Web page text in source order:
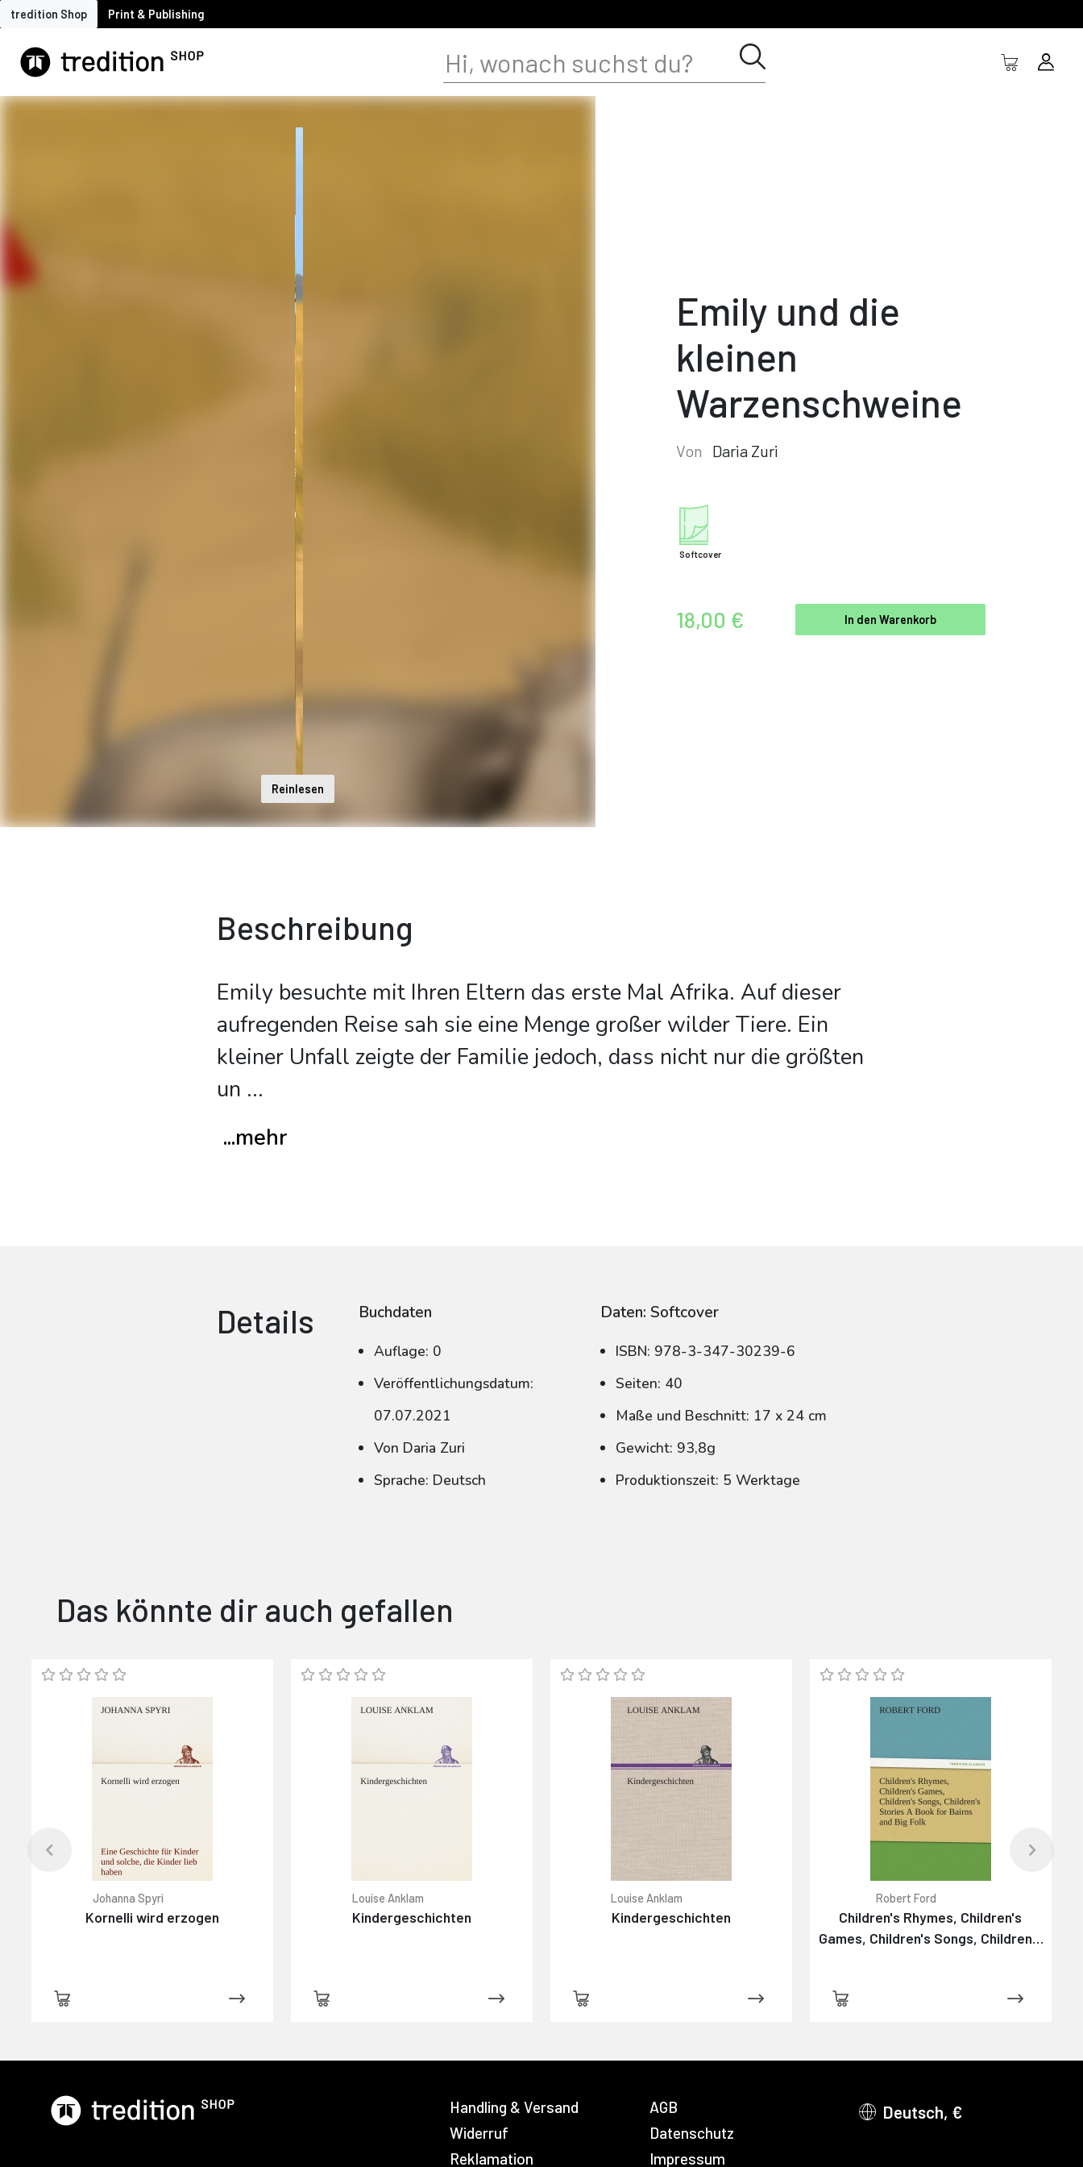
tredition Shop Print & Publishing
Reinlesen
Emily und die
kleinen
Warzenschweine
Von Daria Zuri
Softcover
18,00 € In den Warenkorb
Beschreibung
Emily besuchte mit Ihren Eltern das erste Mal Afrika. Auf dieser
aufregenden Reise sah sie eine Menge großer wilder Tiere. Ein
kleiner Unfall zeigte der Familie jedoch, dass nicht nur die größten
un ...
...mehr
Details Buchdaten
Auflage: 0
Veröffentlichungsdatum:
07.07.2021
Von Daria Zuri
Sprache: Deutsch
Daten: Softcover
ISBN: 978-3-347-30239-6
Seiten: 40
Maße und Beschnitt: 17 x 24 cm
Gewicht: 93,8g
Produktionszeit: 5 Werktage
Das könnte dir auch gefallen
Johanna Spyri
Kornelli wird erzogen
Louise Anklam
Kindergeschichten
Louise Anklam
Kindergeschichten
Robert Ford
Children's Rhymes, Children's
Games, Children's Songs, Children's
Handling & Versand
Widerruf
Reklamation
AGB
Datenschutz
Impressum
Deutsch, €